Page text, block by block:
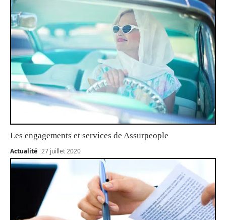
Les engagements et services de Assurpeople
Actualité 27 juillet 2020